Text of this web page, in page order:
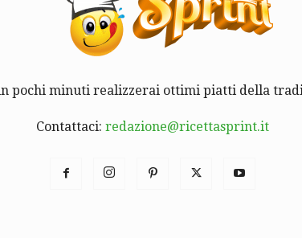
pochi minuti realizzerai ottimi piatti della
Contattaci: redazione@ricettasprint.it